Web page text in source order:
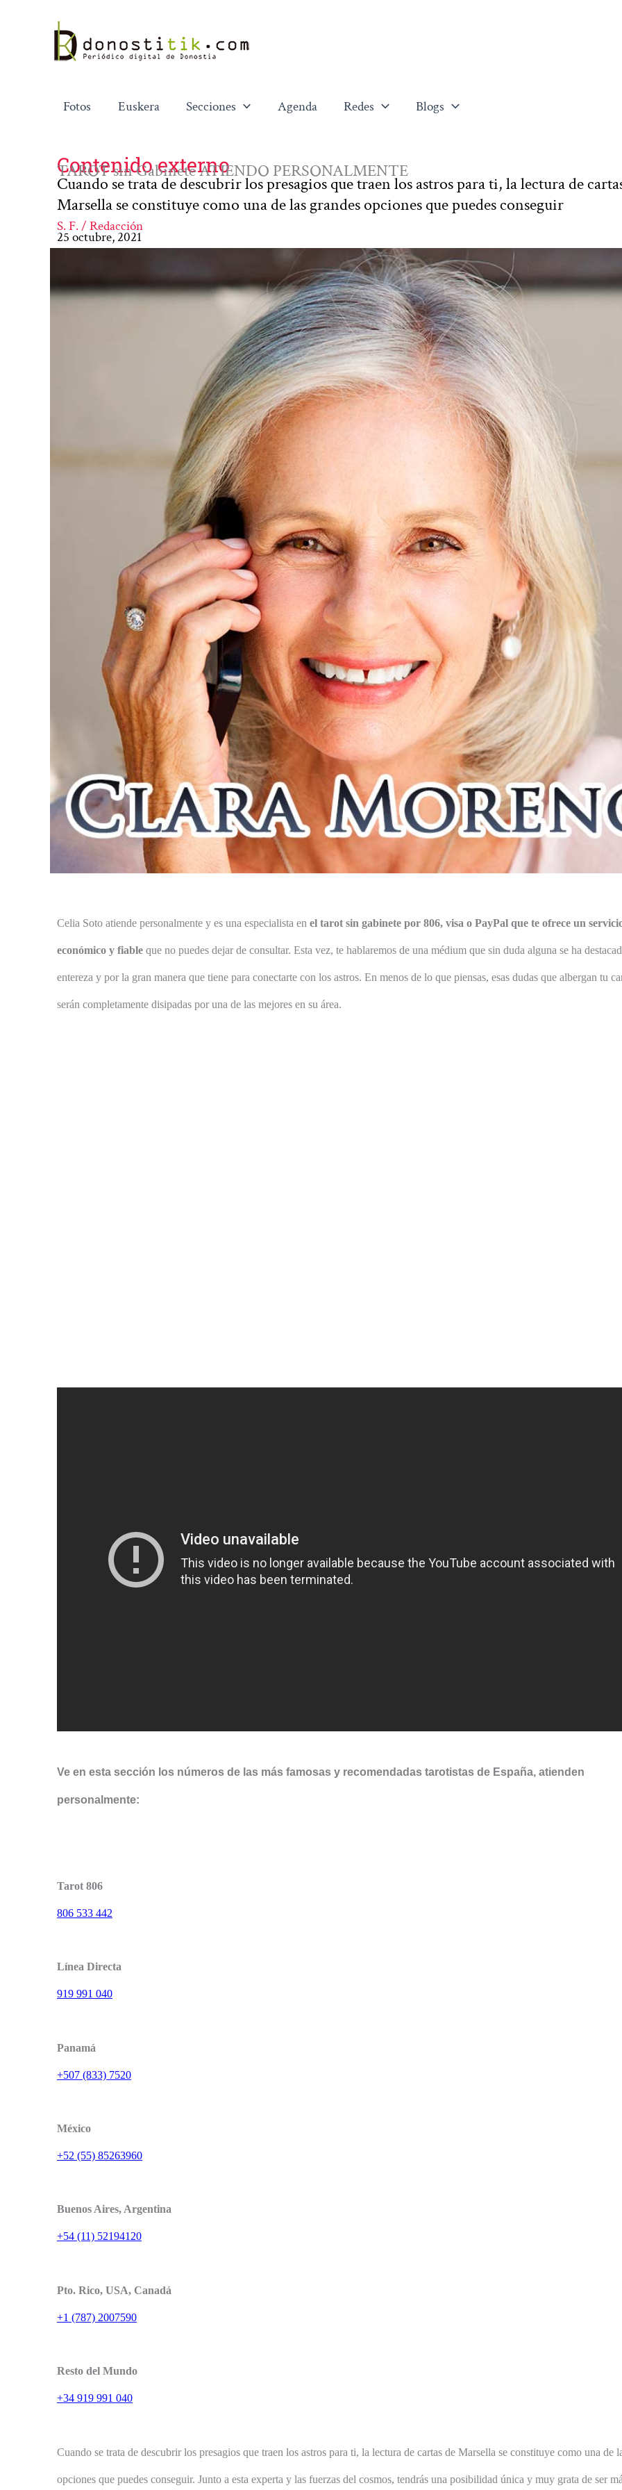
contenido
Fotos Euskera Secciones Agenda Redes Blogs
Contenido externo
TAROT sin Gabinete ATIENDO PERSONALMENTE
Cuando se trata de descubrir los presagios que traen los astros para ti, la lectura de
Marsella se constituye como una de las grandes opciones que puedes conseguir
S. F. / Redacción
25 octubre, 2021
Celia Soto atiende personalmente y es una especialista en el tarot sin gabinete por 806, visa o PayPal que te ofrece un
económico y fiable que no puedes dejar de consultar. Esta vez, te hablaremos de una médium que sin duda alguna se ha
entereza y por la gran manera que tiene para conectarte con los astros. En menos de lo que piensas, esas dudas que albergan tu
serán completamente disipadas por una de las mejores en su área.
Ve en esta sección los números de las más famosas y recomendadas tarotistas de España, atienden
personalmente:
Tarot 806
806 533 442
Línea Directa
919 991 040
Panamá
+507 (833) 7520
México
+52 (55) 85263960
Buenos Aires, Argentina
+54 (11) 52194120
Pto. Rico, USA, Canadá
+1 (787) 2007590
Resto del Mundo
+34 919 991 040
Cuando se trata de descubrir los presagios que traen los astros para ti, la lectura de cartas de Marsella se constituye como una de
opciones que puedes conseguir. Junto a esta experta y las fuerzas del cosmos, tendrás una posibilidad única y muy grata de ser